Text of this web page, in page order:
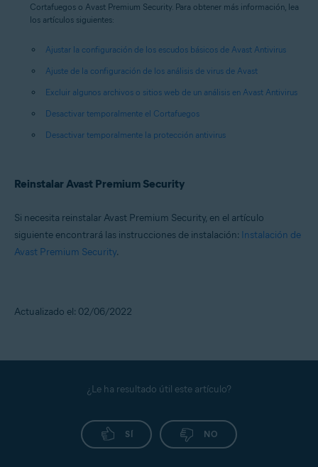
Cortafuegos o Avast Premium Security. Para obtener más información, lea
los artículos siguientes:
Ajustar la configuración de los escudos básicos de Avast Antivirus
Ajuste de la configuración de los análisis de virus de Avast
Excluir algunos archivos o sitios web de un análisis en Avast Antivirus
Desactivar temporalmente el Cortafuegos
Desactivar temporalmente la protección antivirus
Reinstalar Avast Premium Security
Si necesita reinstalar Avast Premium Security, en el artículo
siguiente encontrará las instrucciones de instalación: Instalación de
Avast Premium Security.
Actualizado el: 02/06/2022
¿Le ha resultado útil este artículo?
SÍ NO